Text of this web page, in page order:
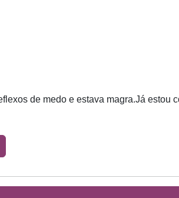
de medo e estava magra.Já estou